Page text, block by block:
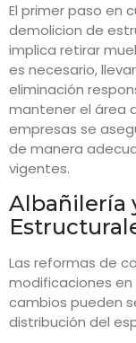
El primer paso en
demolicion de
implica retirar
es necesario,
eliminación
mantener el área
empresas se
de manera
vigentes.
Albañilería
Las reformas de
modificaciones
cambios pueden
distribución del